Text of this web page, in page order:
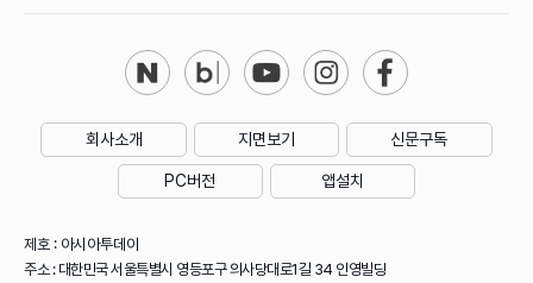
회사소개 지면보기 신문구독
PC버전 앱설치
제호 : 아시아투데이
주소 : 대한민국 서울특별시 영등포구 의사당대로1길 34 인영빌딩